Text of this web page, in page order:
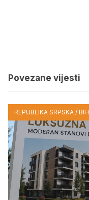
Povezane vijesti
REPUBLIKA SRPSKA / BIH